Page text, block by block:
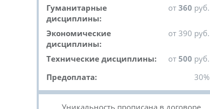
Гуманитарные
дисциплины:
от 360 руб.
Экономические
дисциплины:
от 390 руб.
Технические дисциплины: от 500 руб.
Предоплата:
30%
Уникальность прописана в договоре